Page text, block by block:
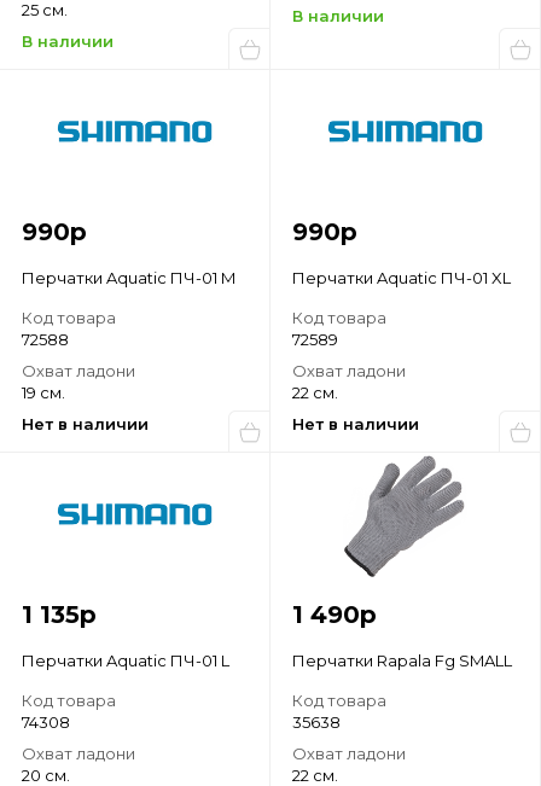
25 см.
В наличии
В наличии
990р
Перчатки Aquatic ПЧ-01 M
Код товара
72588
Охват ладони
19 см.
Нет в наличии
990р
Перчатки Aquatic ПЧ-01 XL
Код товара
72589
Охват ладони
22 см.
Нет в наличии
1 135р
Перчатки Aquatic ПЧ-01 L
Код товара
74308
Охват ладони
20 см.
1 490р
Перчатки Rapala Fg SMALL
Код товара
35638
Охват ладони
22 см.